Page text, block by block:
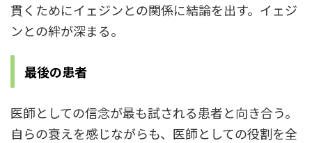
貫くためにイェジンとの関係に結論を出す。イェジ
ンとの絆が深まる。
最後の患者
医師としての信念が最も試される患者と向き合う。
自らの衰えを感じながらも、医師としての役割を全